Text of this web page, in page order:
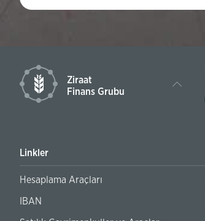
Ziraat
Finans Grubu
Zamanaşımı Hakkında Duyuru
Linkler
Hesaplama Araçları
IBAN